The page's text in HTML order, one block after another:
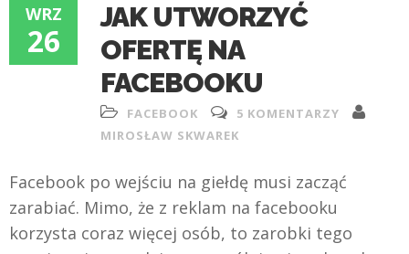
WRZ
26
JAK UTWORZYĆ
OFERTĘ NA
FACEBOOKU
FACEBOOK
5 KOMENTARZY
MIROSŁAW SKWAREK
Facebook po wejściu na giełdę musi zacząć
zarabiać. Mimo, że z reklam na facebooku
korzysta coraz więcej osób, to zarobki tego